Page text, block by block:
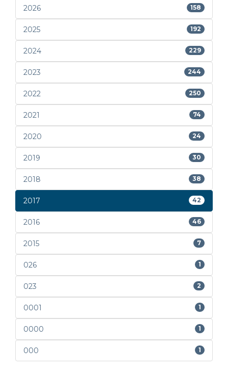
2026 158
2025 192
2024 229
2023 244
2022 250
2021 74
2020 24
2019 30
2018 38
2017 42
2016 46
2015 7
026 1
023 2
0001 1
0000 1
000 1